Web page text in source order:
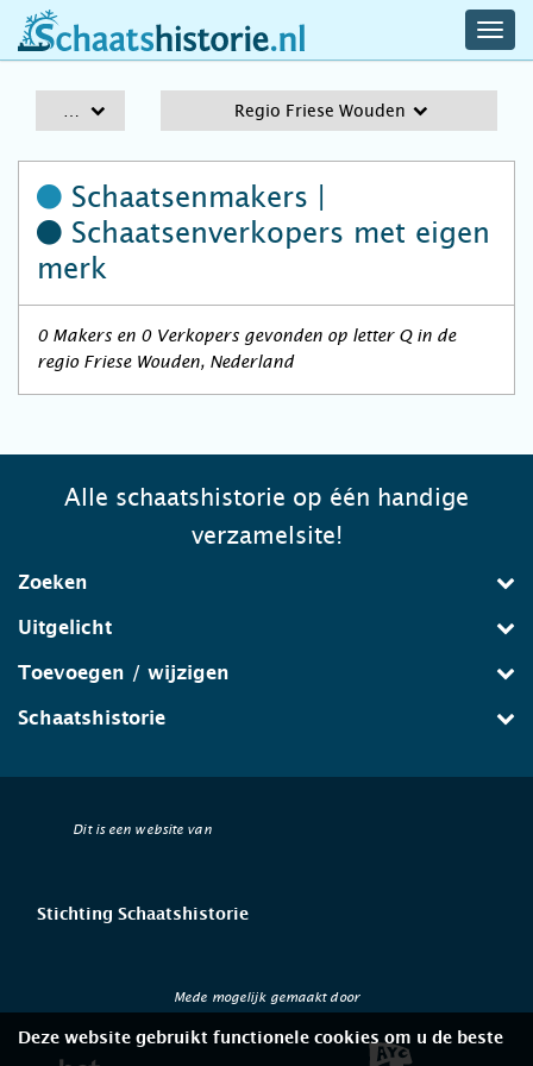
schaatshistorie.nl
Regio Friese Wouden
Schaatsenmakers |
Schaatsenverkopers met eigen
merk
0 Makers en 0 Verkopers gevonden op letter Q in de
regio Friese Wouden, Nederland
Alle schaatshistorie op één handige
verzamelsite!
Zoeken
Uitgelicht
Toevoegen / wijzigen
Schaatshistorie
Dit is een website van
Stichting Schaatshistorie
Mede mogelijk gemaakt door
Deze website gebruikt functionele cookies om u de beste